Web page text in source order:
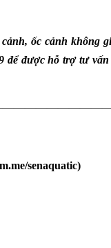
ốc cảnh không
để được hỗ trợ tư
m.me/senaquatic)